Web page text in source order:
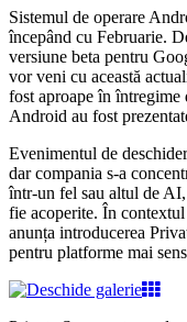
Sistemul de operare
începând cu Februarie.
versiune beta pentru
vor veni cu această
fost aproape în
Android au fost
Evenimentul de
dar compania s-a
într-un fel sau altul de
fie acoperite. În
anunța introducerea
pentru platforme mai